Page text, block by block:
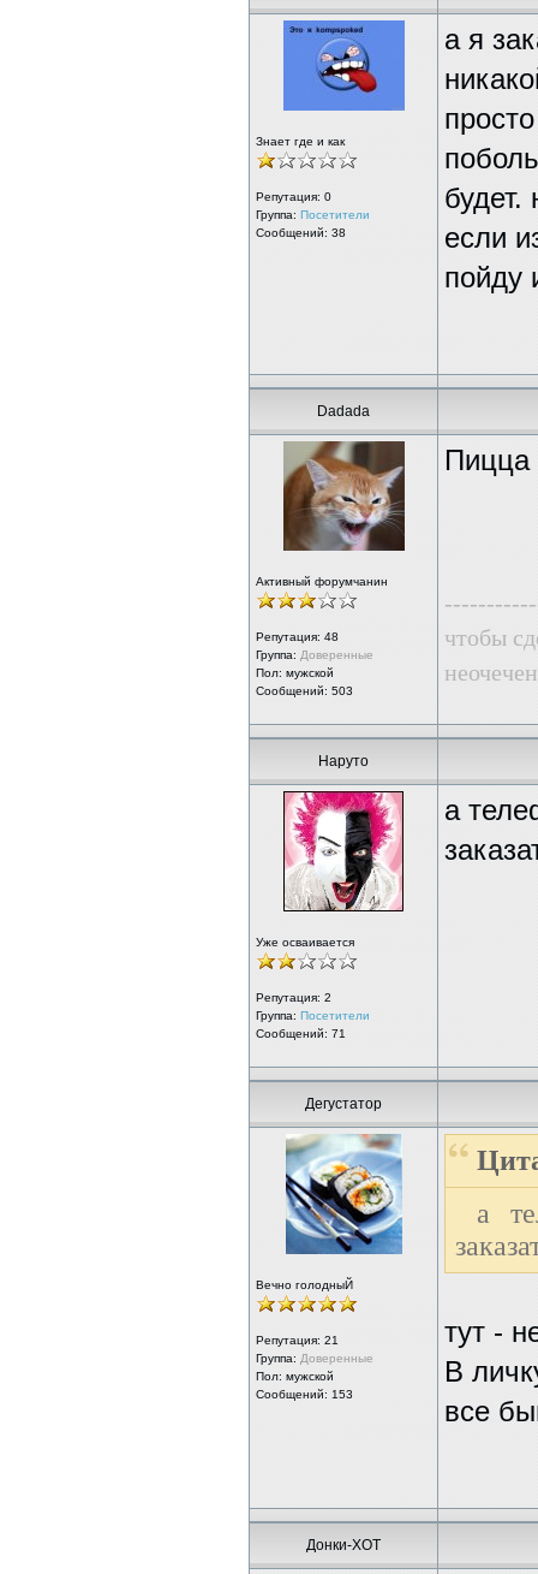
Знает где и как
Репутация: 0
Группа: Посетители
Сообщений: 38
а я
будет.
если
пойду
Dadada
Активный форумчанин
Репутация: 48
Группа: Доверенные
Пол: мужской
Сообщений: 503
Пицца
чтобы
Наруто
Уже осваивается
Репутация: 2
Группа: Посетители
Сообщений: 71
а
Дегустатор
Вечно голодныЙ
Репутация: 21
Группа: Доверенные
Пол: мужской
Сообщений: 153
а
тут -
В
все
Донки-ХОТ